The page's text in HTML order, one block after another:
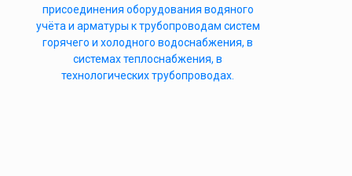
присоединения оборудования водяного
учёта и арматуры к трубопроводам систем
горячего и холодного водоснабжения, в
системах теплоснабжения, в
технологических трубопроводах.